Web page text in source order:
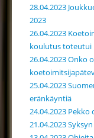
28.04.2023
2023
26.04.2023
koulutus toteutui
26.04.2023 Onko
25.04.2023
eränkäyntiä
24.04.2023
21.04.2023